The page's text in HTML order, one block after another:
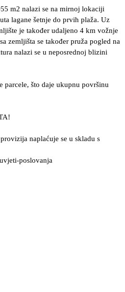
m2 nalazi se na mirnoj lokaciji
lagane šetnje do prvih plaža. Uz
je također udaljeno 4 km vožnje
zemljišta se također pruža pogled na
nalazi se u neposrednoj blizini
parcele, što daje ukupnu površinu
naplaćuje se u skladu s
poslovanja